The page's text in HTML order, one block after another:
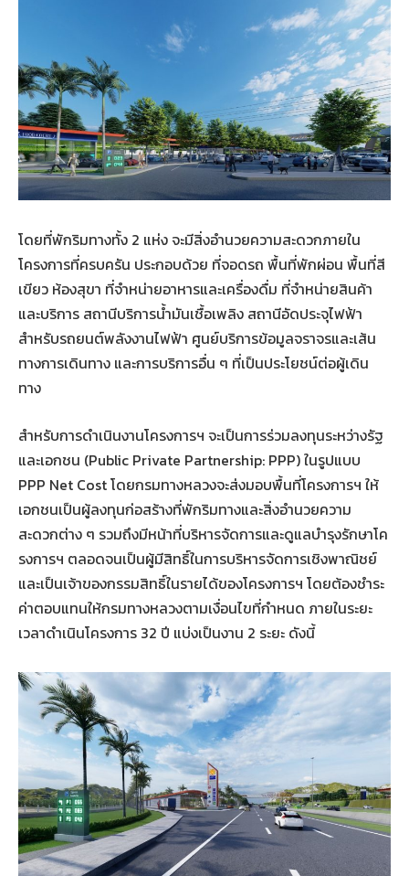
โดยที่พักริมทางทั้ง 2 แห่ง จะมีสิ่งอำนวยความสะดวกภายใน
โครงการที่ครบครัน ประกอบด้วย ที่จอดรถ พื้นที่พักผ่อน พื้นที่สี
เขียว ห้องสุขา ที่จำหน่ายอาหารและเครื่องดื่ม ที่จำหน่ายสินค้า
และบริการ สถานีบริการน้ำมันเชื้อเพลิง สถานีอัดประจุไฟฟ้า
สำหรับรถยนต์พลังงานไฟฟ้า ศูนย์บริการข้อมูลจราจรและเส้น
ทางการเดินทาง และการบริการอื่น ๆ ที่เป็นประโยชน์ต่อผู้เดิน
ทาง
สำหรับการดำเนินงานโครงการฯ จะเป็นการร่วมลงทุนระหว่างรัฐ
และเอกชน (Public Private Partnership: PPP) ในรูปแบบ
PPP Net Cost โดยกรมทางหลวงจะส่งมอบพื้นที่โครงการฯ ให้
เอกชนเป็นผู้ลงทุนก่อสร้างที่พักริมทางและสิ่งอำนวยความ
สะดวกต่าง ๆ รวมถึงมีหน้าที่บริหารจัดการและดูแลบำรุงรักษาโค
รงการฯ ตลอดจนเป็นผู้มีสิทธิ์ในการบริหารจัดการเชิงพาณิชย์
และเป็นเจ้าของกรรมสิทธิ์ในรายได้ของโครงการฯ โดยต้องชำระ
ค่าตอบแทนให้กรมทางหลวงตามเงื่อนไขที่กำหนด ภายในระยะ
เวลาดำเนินโครงการ 32 ปี แบ่งเป็นงาน 2 ระยะ ดังนี้